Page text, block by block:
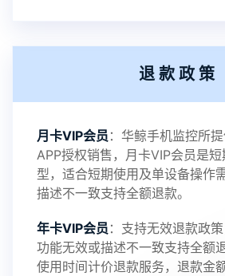
退款政策
月卡VIP会员 ：华鲸手机监控所
APP授权销售，月卡VIP会员是
型，适合短期使用及单设备操作
描述不一致支持全额退款。
年卡VIP会员 ：支持无效退款政
功能无效或描述不一致支持全额
使用时间计价退款服务，退款金